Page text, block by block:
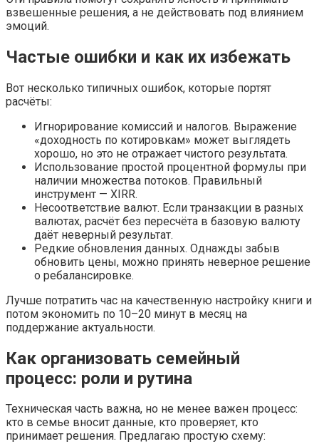
взвешенные решения, а не действовать под влиянием
эмоций.
Частые ошибки и как их избежать
Вот несколько типичных ошибок, которые портят
расчёты:
Игнорирование комиссий и налогов. Выражение
«доходность по котировкам» может выглядеть
хорошо, но это не отражает чистого результата.
Использование простой процентной формулы при
наличии множества потоков. Правильный
инструмент — XIRR.
Несоответствие валют. Если транзакции в разных
валютах, расчёт без пересчёта в базовую валюту
даёт неверный результат.
Редкие обновления данных. Однажды забыв
обновить цены, можно принять неверное решение
о ребалансировке.
Лучше потратить час на качественную настройку книги и
потом экономить по 10–20 минут в месяц на
поддержание актуальности.
Как организовать семейный
процесс: роли и рутина
Техническая часть важна, но не менее важен процесс:
кто в семье вносит данные, кто проверяет, кто
принимает решения. Предлагаю простую схему: